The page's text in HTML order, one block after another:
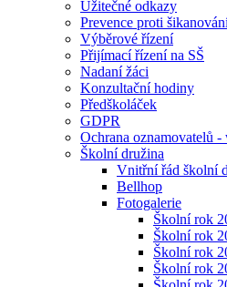
Užitečné odkazy
Prevence proti
Výběrové řízení
Přijímací řízení na SŠ
Nadaní žáci
Konzultační hodiny
Předškoláček
GDPR
Ochrana oznamovatelů
Školní družina
Vnitřní řád školní
Bellhop
Fotogalerie
Školní rok
Školní rok
Školní rok
Školní rok